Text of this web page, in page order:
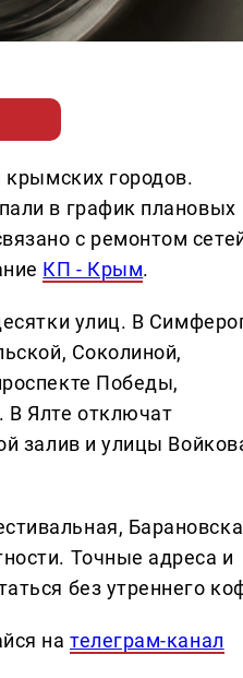
крымских городов.
в график плановых
с ремонтом
КП - Крым.
улиц. В
Соколиной,
Победы,
В Ялте отключат
залив и улицы
Точные адреса и
без утреннего
нателеграм-канал